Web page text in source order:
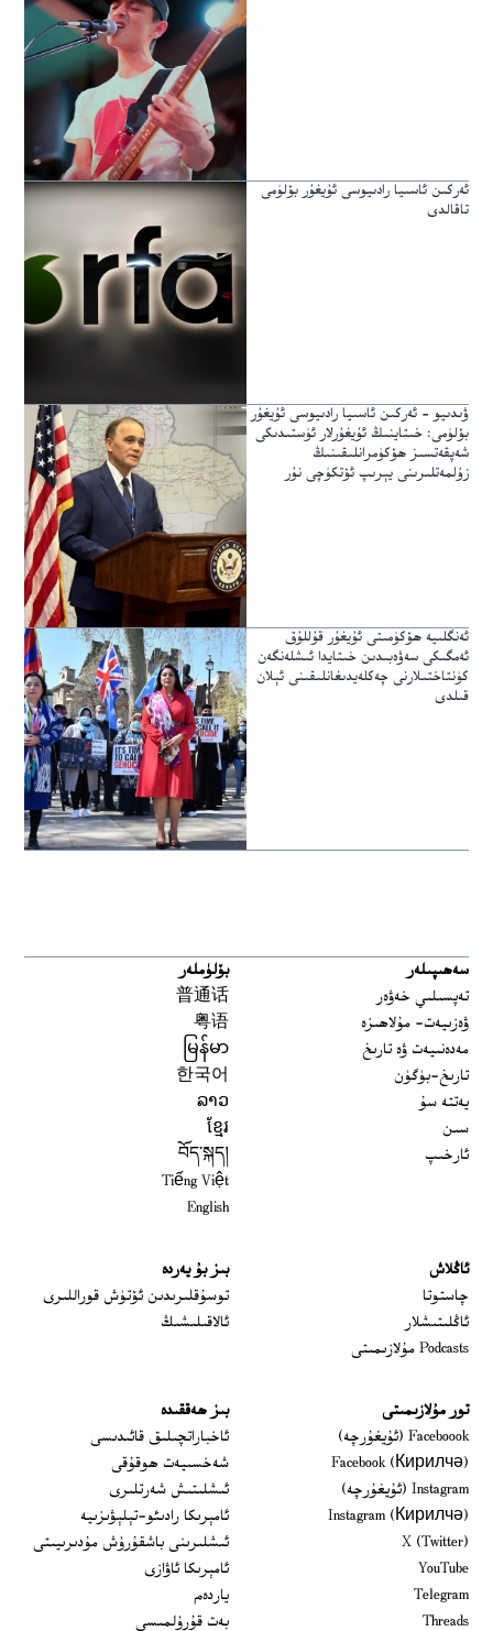
ئەركىن ئاسىيا رادىيوسى ئۇيغۇر بۆلۈمى
تاقالدى
ۋىدىيو – ئەركىن ئاسىيا رادىيوسى ئۇيغۇر
بۆلۈمى: خىتاينىڭ ئۇيغۇرلار ئۈستىدىكى
شەپقەتسىز ھۆكۈمرانلىقىنىڭ
زۇلمەتلىرىنى يېرىپ ئۆتكۈچى نۇر
ئەنگلىيە ھۆكۈمىتى ئۇيغۇر قۇللۇق
ئەمگىكى سەۋەبىدىن خىتايدا ئىشلەنگەن
كۈنتاختىلارنى چەكلەيدىغانلىقىنى ئېلان
قىلدى
سەھىپىلەر
تەپسىلىي خەۋەر
ۋەزىيەت- مۇلاھىزە
مەدەنىيەت ۋە تارىخ
تارىخ-بۈگۈن
يەتتە سۇ
سىن
ئارخىپ
بۆلۈملەر
普通话
粤语
မြန်မာ
한국어
ລາວ
ខ្មែរ
བོད་སྐད།
Tiếng Việt
English
ئاڭلاش
چاستوتا
ئاڭلىتىشلار
Podcasts مۇلازىمىتى
بىز بۇ يەردە
توسۇقلىرىدىن ئۆتۈش قوراللىرى
ئالاقىلىشىڭ
تور مۇلازىمىتى
Faceboook (ئۇيغۇرچە)
Opens in new window
Facebook (Кирилчә)
Opens in new window
Instagram (ئۇيغۇرچە)
Opens in new window
Instagram (Кирилчә)
Opens in new window
X (Twitter)
YouTube
Telegram
Threads
بىز ھەققىدە
ئاخباراتچىلىق قائىدىسى
شەخسىيەت ھوقۇقى
ئىشلىتىش شەرتلىرى
ئامېرىكا رادىئو-تېلېۋىزىيە
ئىشلىرىنى باشقۇرۇش مۇدىرىيىتى
ئامېرىكا ئاۋازى
ياردەم
بەت قۇرۇلمىسى